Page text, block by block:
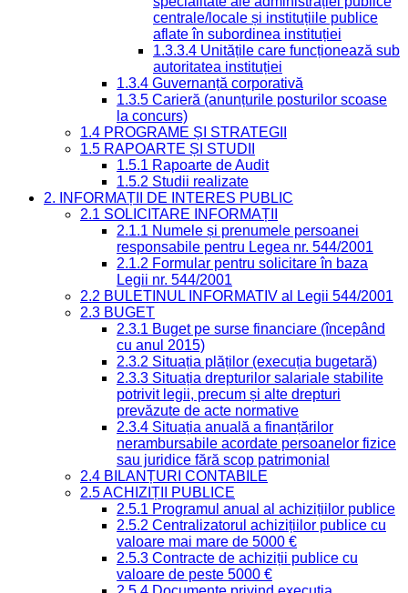
centrale/locale și instituțiile publice
aflate în subordinea instituției
1.3.3.4 Unitățile care funcționează sub
autoritatea instituției
1.3.4 Guvernanță corporativă
1.3.5 Carieră (anunțurile posturilor scoase
la concurs)
1.4 PROGRAME ȘI STRATEGII
1.5 RAPOARTE ȘI STUDII
1.5.1 Rapoarte de Audit
1.5.2 Studii realizate
2. INFORMAȚII DE INTERES PUBLIC
2.1 SOLICITARE INFORMAȚII
2.1.1 Numele și prenumele persoanei
responsabile pentru Legea nr. 544/2001
2.1.2 Formular pentru solicitare în baza
Legii nr. 544/2001
2.2 BULETINUL INFORMATIV al Legii 544/2001
2.3 BUGET
2.3.1 Buget pe surse financiare (începând
cu anul 2015)
2.3.2 Situația plăților (execuția bugetară)
2.3.3 Situația drepturilor salariale stabilite
potrivit legii, precum și alte drepturi
prevăzute de acte normative
2.3.4 Situația anuală a finanțărilor
nerambursabile acordate persoanelor fizice
sau juridice fără scop patrimonial
2.4 BILANȚURI CONTABILE
2.5 ACHIZIȚII PUBLICE
2.5.1 Programul anual al achizițiilor publice
2.5.2 Centralizatorul achizițiilor publice cu
valoare mai mare de 5000 €
2.5.3 Contracte de achiziții publice cu
valoare de peste 5000 €